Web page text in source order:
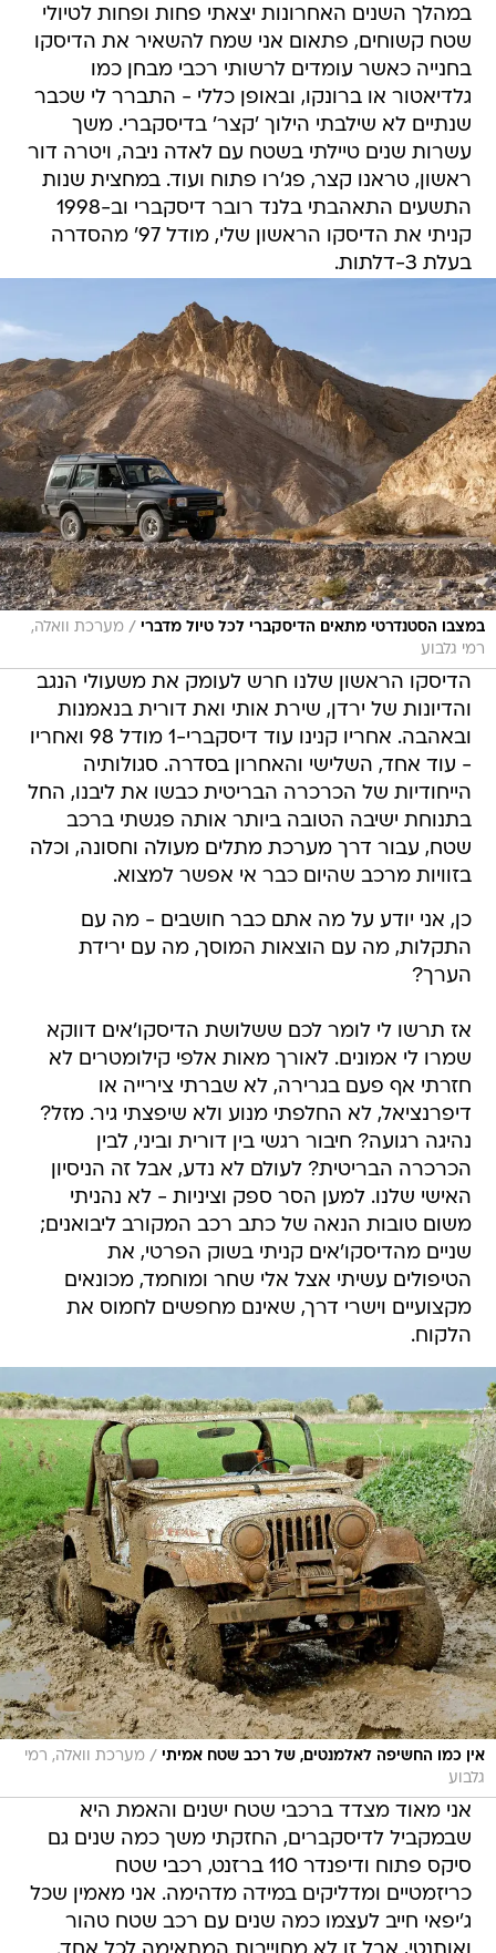
במהלך השנים האחרונות יצאתי פחות ופחות לטיולי
שטח קשוחים, פתאום אני שמח להשאיר את הדיסקו
בחנייה כאשר עומדים לרשותי רכבי מבחן כמו
גלדיאטור או ברונקו, ובאופן כללי - התברר לי שכבר
שנתיים לא שילבתי הילוך 'קצר' בדיסקברי. משך
עשרות שנים טיילתי בשטח עם לאדה ניבה, ויטרה דור
ראשון, טראנו קצר, פג'רו פתוח ועוד. במחצית שנות
התשעים התאהבתי בלנד רובר דיסקברי וב-1998
קניתי את הדיסקו הראשון שלי, מודל 97' מהסדרה
בעלת 3-דלתות.
במצבו הסטנדרטי מתאים הדיסקברי לכל טיול מדברי / מערכת וואלה,
רמי גלבוע
הדיסקו הראשון שלנו חרש לעומק את משעולי הנגב
והדיונות של ירדן, שירת אותי ואת דורית בנאמנות
ובאהבה. אחריו קנינו עוד דיסקברי-1 מודל 98 ואחריו
- עוד אחד, השלישי והאחרון בסדרה. סגולותיה
הייחודיות של הכרכרה הבריטית כבשו את ליבנו, החל
בתנוחת ישיבה הטובה ביותר אותה פגשתי ברכב
שטח, עבור דרך מערכת מתלים מעולה וחסונה, וכלה
בזוויות מרכב שהיום כבר אי אפשר למצוא.
כן, אני יודע על מה אתם כבר חושבים - מה עם
התקלות, מה עם הוצאות המוסך, מה עם ירידת
הערך?
אז תרשו לי לומר לכם ששלושת הדיסקו'אים דווקא
שמרו לי אמונים. לאורך מאות אלפי קילומטרים לא
חזרתי אף פעם בגרירה, לא שברתי צירייה או
דיפרנציאל, לא החלפתי מנוע ולא שיפצתי גיר. מזל?
נהיגה רגועה? חיבור רגשי בין דורית וביני, לבין
הכרכרה הבריטית? לעולם לא נדע, אבל זה הניסיון
האישי שלנו. למען הסר ספק וציניות - לא נהניתי
משום טובות הנאה של כתב רכב המקורב ליבואנים;
שניים מהדיסקו'אים קניתי בשוק הפרטי, את
הטיפולים עשיתי אצל אלי שחר ומוחמד, מכונאים
מקצועיים וישרי דרך, שאינם מחפשים לחמוס את
הלקוח.
אין כמו החשיפה לאלמנטים, של רכב שטח אמיתי / מערכת וואלה, רמי
גלבוע
אני מאוד מצדד ברכבי שטח ישנים והאמת היא
שבמקביל לדיסקברים, החזקתי משך כמה שנים גם
סיקס פתוח ודיפנדר 110 ברזנט, רכבי שטח
כריזמטיים ומדליקים במידה מדהימה. אני מאמין שכל
ג'יפאי חייב לעצמו כמה שנים עם רכב שטח טהור